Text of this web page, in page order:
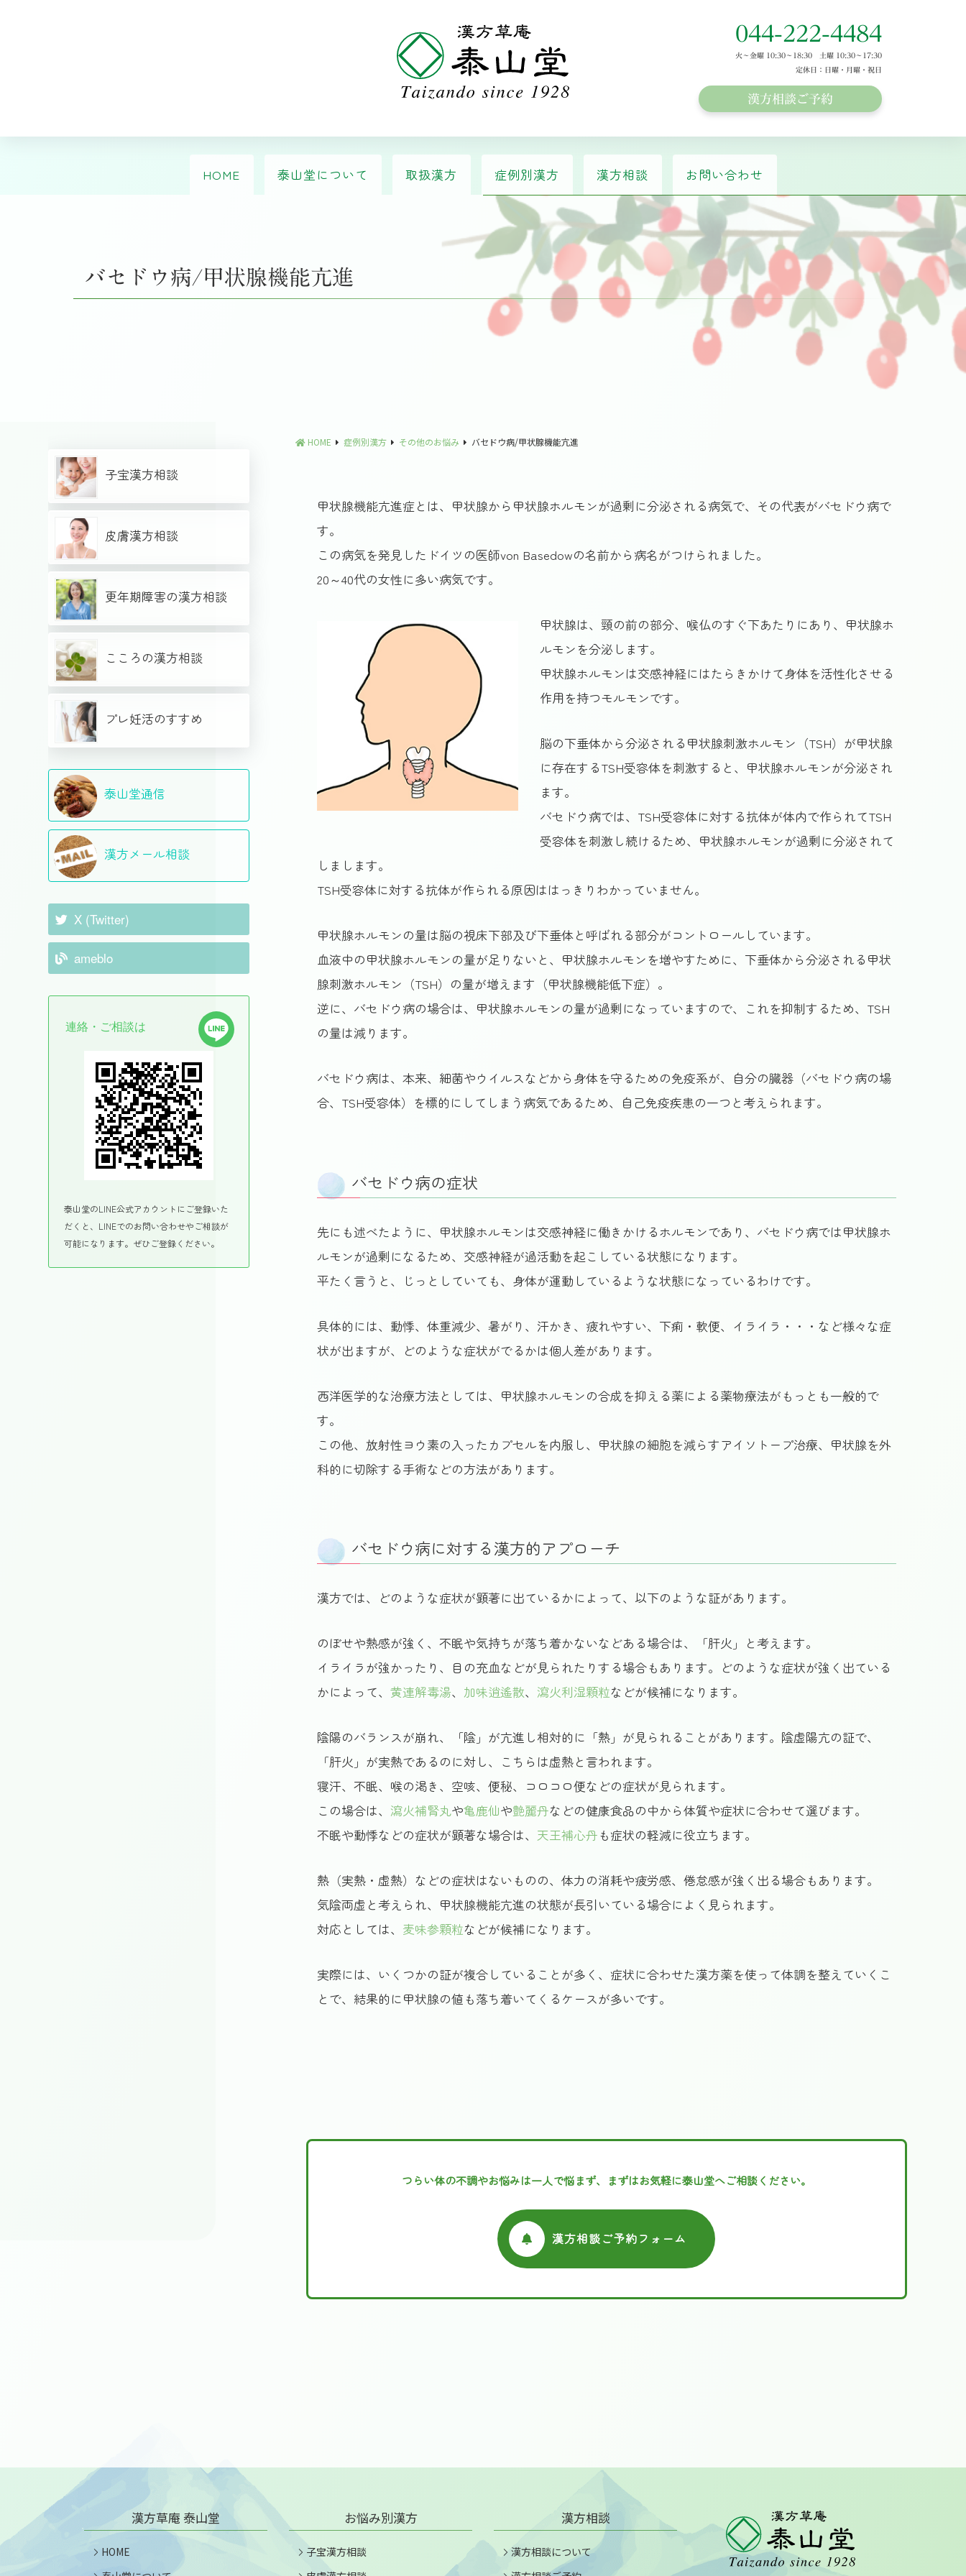
044-222-4484
火～金曜 10:30～18:30 土曜 10:30～17:30
定休日：日曜・月曜・祝日
漢方相談ご予約
メインナビゲーション
HOME 泰山堂について 取扱漢方 症例別漢方 漢方相談 お問い合わせ
バセドウ病/甲状腺機能亢進
子宝漢方相談
皮膚漢方相談
更年期障害の漢方相談
こころの漢方相談
プレ妊活のすすめ
泰山堂通信
漢方メール相談
X (Twitter)
ameblo
連絡・ご相談は
泰山堂のLINE公式アカウントにご登録いた
だくと、LINEでのお問い合わせやご相談が
可能になります。ぜひご登録ください。
HOME 症例別漢方 その他のお悩み バセドウ病/甲状腺機能亢進
甲状腺機能亢進症とは、甲状腺から甲状腺ホルモンが過剰に分泌される病気で、その代表がバセドウ病で
す。
この病気を発見したドイツの医師von Basedowの名前から病名がつけられました。
20～40代の女性に多い病気です。
甲状腺は、頸の前の部分、喉仏のすぐ下あたりにあり、甲状腺ホ
ルモンを分泌します。
甲状腺ホルモンは交感神経にはたらきかけて身体を活性化させる
作用を持つモルモンです。
脳の下垂体から分泌される甲状腺刺激ホルモン（TSH）が甲状腺
に存在するTSH受容体を刺激すると、甲状腺ホルモンが分泌され
ます。
バセドウ病では、TSH受容体に対する抗体が体内で作られてTSH
受容体を刺激し続けるため、甲状腺ホルモンが過剰に分泌されて
しまします。
TSH受容体に対する抗体が作られる原因ははっきりわかっていません。
甲状腺ホルモンの量は脳の視床下部及び下垂体と呼ばれる部分がコントロールしています。
血液中の甲状腺ホルモンの量が足りないと、甲状腺ホルモンを増やすために、下垂体から分泌される甲状
腺刺激ホルモン（TSH）の量が増えます（甲状腺機能低下症）。
逆に、バセドウ病の場合は、甲状腺ホルモンの量が過剰になっていますので、これを抑制するため、TSH
の量は減ります。
バセドウ病は、本来、細菌やウイルスなどから身体を守るための免疫系が、自分の臓器（バセドウ病の場
合、TSH受容体）を標的にしてしまう病気であるため、自己免疫疾患の一つと考えられます。
バセドウ病の症状
先にも述べたように、甲状腺ホルモンは交感神経に働きかけるホルモンであり、バセドウ病では甲状腺ホ
ルモンが過剰になるため、交感神経が過活動を起こしている状態になります。
平たく言うと、じっとしていても、身体が運動しているような状態になっているわけです。
具体的には、動悸、体重減少、暑がり、汗かき、疲れやすい、下痢・軟便、イライラ・・・など様々な症
状が出ますが、どのような症状がでるかは個人差があります。
西洋医学的な治療方法としては、甲状腺ホルモンの合成を抑える薬による薬物療法がもっとも一般的で
す。
この他、放射性ヨウ素の入ったカプセルを内服し、甲状腺の細胞を減らすアイソトープ治療、甲状腺を外
科的に切除する手術などの方法があります。
バセドウ病に対する漢方的アプローチ
漢方では、どのような症状が顕著に出ているかによって、以下のような証があります。
のぼせや熱感が強く、不眠や気持ちが落ち着かないなどある場合は、「肝火」と考えます。
イライラが強かったり、目の充血などが見られたりする場合もあります。どのような症状が強く出ている
かによって、黄連解毒湯、 加味逍遙散、 瀉火利湿顆粒などが候補になります。
陰陽のバランスが崩れ、「陰」が亢進し相対的に「熱」が見られることがあります。陰虚陽亢の証で、
「肝火」が実熱であるのに対し、こちらは虚熱と言われます。
寝汗、不眠、喉の渇き、空咳、便秘、コロコロ便などの症状が見られます。
この場合は、 瀉火補腎丸や亀鹿仙や艶麗丹などの健康食品の中から体質や症状に合わせて選びます。
不眠や動悸などの症状が顕著な場合は、 天王補心丹も症状の軽減に役立ちます。
熱（実熱・虚熱）などの症状はないものの、体力の消耗や疲労感、倦怠感が強く出る場合もあります。
気陰両虚と考えられ、甲状腺機能亢進の状態が長引いている場合によく見られます。
対応としては、 麦味参顆粒などが候補になります。
実際には、いくつかの証が複合していることが多く、症状に合わせた漢方薬を使って体調を整えていくこ
とで、結果的に甲状腺の値も落ち着いてくるケースが多いです。
つらい体の不調やお悩みは一人で悩まず、まずはお気軽に泰山堂へご相談ください。
漢方相談ご予約フォーム
漢方草庵 泰山堂
HOME
お悩み別漢方
子宝漢方相談
漢方相談
漢方相談について